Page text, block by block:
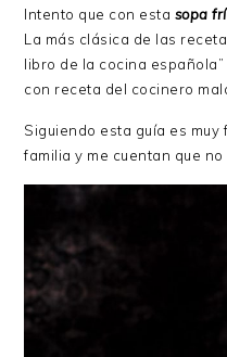
Intento que con esta sopa
La más clásica de las
libro de la cocina
con receta del cocinero
Siguiendo esta guía es
familia y me cuentan que